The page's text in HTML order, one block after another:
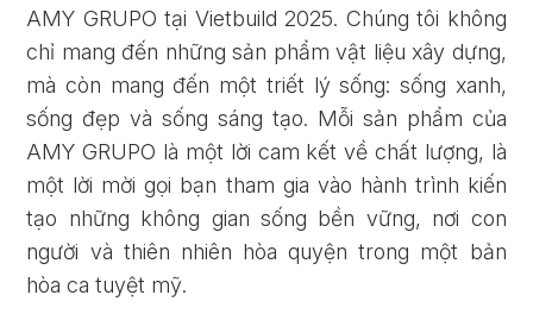
AMY GRUPO tại Vietbuild 2025. Chúng tôi không
chỉ mang đến những sản phẩm vật liệu xây dựng,
mà còn mang đến một triết lý sống: sống xanh,
sống đẹp và sống sáng tạo. Mỗi sản phẩm của
AMY GRUPO là một lời cam kết về chất lượng, là
một lời mời gọi bạn tham gia vào hành trình kiến
tạo những không gian sống bền vững, nơi con
người và thiên nhiên hòa quyện trong một bản
hòa ca tuyệt mỹ.